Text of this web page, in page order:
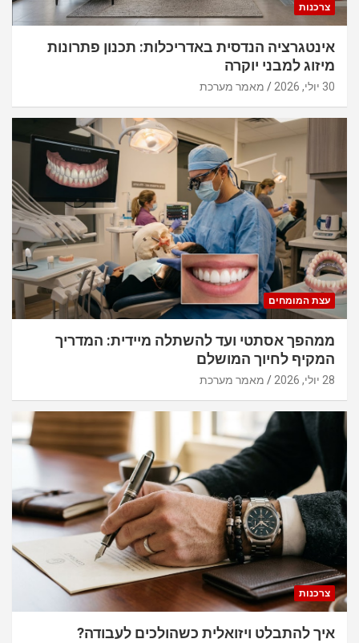
צרכנות
אינטגרציה הנדסית באדריכלות: תכנון פתרונות
מיזוג למבני יוקרה
30 יולי, 2026 מאמר מערכת
עצת המומחים
ממהפך אסתטי ועד להשתלה מיידית: המדריך
המקיף לחיוך המושלם
28 יולי, 2026 מאמר מערכת
צרכנות
איך להתבלט ויזואלית כשהולכים לעבודה?